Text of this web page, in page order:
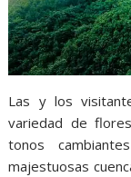
Las y los
variedad de
tonos
majestuosas